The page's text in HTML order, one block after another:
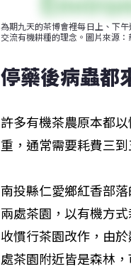
為期九天的茶博會裡每日上、下
交流有機耕種的理念。圖片來源
停藥後病蟲都
許多有機茶農原本都
重，通常需要耗費三
南投縣仁愛鄉紅香部
兩處茶園，以有機方
收慣行茶園改作，由
處茶園附近皆是森林